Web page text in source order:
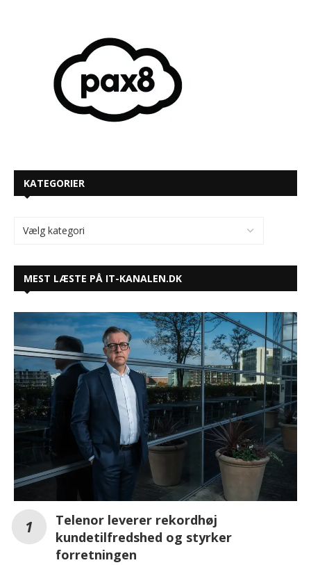
KATEGORIER
MEST LÆSTE PÅ IT-KANALEN.DK
Telenor leverer rekordhøj
kundetilfredshed og styrker
forretningen